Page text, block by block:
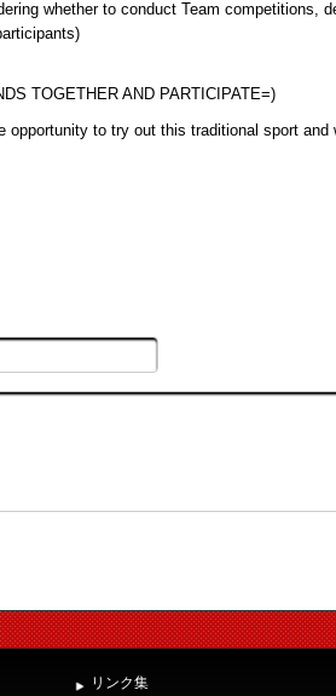
whether to conduct Team competitions,
TOGETHER AND PARTICIPATE=)
opportunity to try out this traditional sport and
リンク集